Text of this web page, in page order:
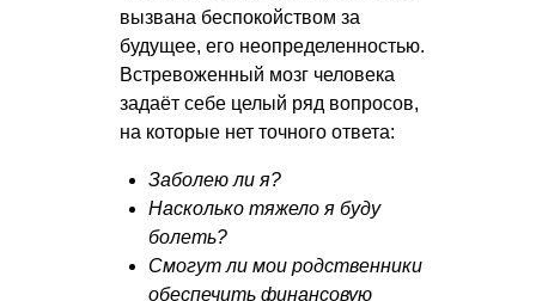
вызвана беспокойством за
будущее, его неопределенностью.
Встревоженный мозг человека
задаёт себе целый ряд вопросов,
на которые нет точного ответа:
Заболею ли я?
Насколько тяжело я буду
болеть?
Смогут ли мои родственники
обеспечить финансовую